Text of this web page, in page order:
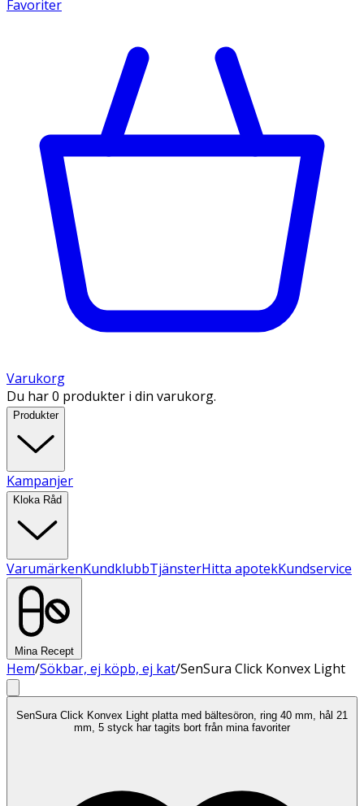
Favoriter
Varukorg
Du har 0 produkter i din varukorg.
Produkter
Kampanjer
Kloka Råd
VarumärkenKundklubbTjänsterHitta apotekKundservice
Mina Recept
Hem/Sökbar, ej köpb, ej kat/SenSura Click Konvex Light
SenSura Click Konvex Light platta med bältesöron, ring 40 mm, hål 21
mm, 5 styck har tagits bort från mina favoriter